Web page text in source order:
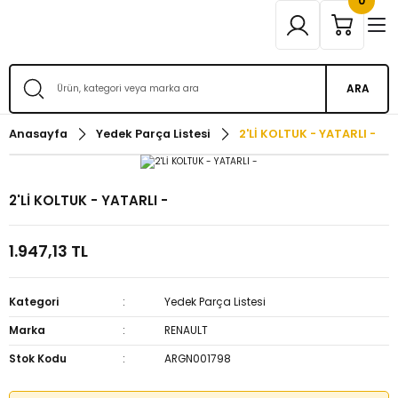
ARA
Anasayfa Yedek Parça Listesi 2'Lİ KOLTUK - YATARLI -
2'Lİ KOLTUK - YATARLI -
1.947,13 TL
Kategori
Yedek Parça Listesi
Marka
RENAULT
Stok Kodu
ARGN001798